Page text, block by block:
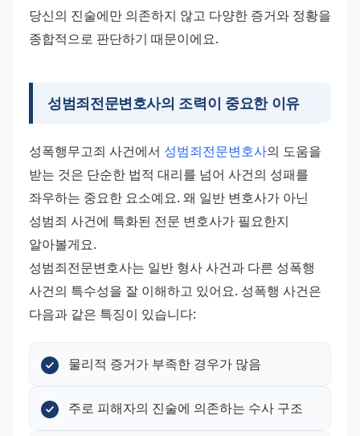
당신의 진술에만 의존하지 않고 다양한 증거와 정황을
종합적으로 판단하기 때문이에요.
성범죄전문변호사의 조력이 중요한 이유
성폭행무고죄 사건에서 성범죄전문변호사의 도움을
받는 것은 단순한 법적 대리를 넘어 사건의 성패를
좌우하는 중요한 요소예요. 왜 일반 변호사가 아닌
성범죄 사건에 특화된 전문 변호사가 필요한지
알아볼게요.
성범죄전문변호사는 일반 형사 사건과 다른 성폭행
사건의 특수성을 잘 이해하고 있어요. 성폭행 사건은
다음과 같은 특징이 있습니다:
물리적 증거가 부족한 경우가 많음
주로 피해자의 진술에 의존하는 수사 구조